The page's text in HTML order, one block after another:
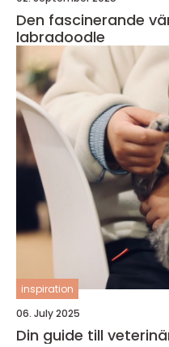
Den fascinerande
labradoodle
inspiration
06. July 2025
Din guide till